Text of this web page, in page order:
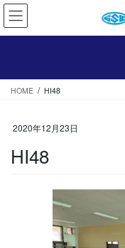
コ
ン
テ
へ
ナ
ビ
ゲ
ョ
HOME HI48
2020年12月23日
HI48